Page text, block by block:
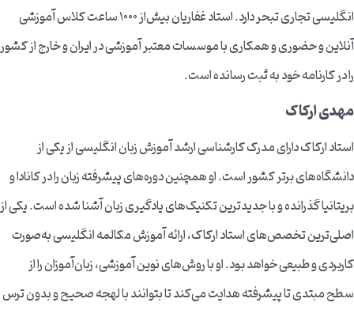
انگلیسی تجاری تبحر دارد. استاد غفاریان بیش‌از 1000 ساعت کلاس آموزشی
آنلاین و حضوری و همکاری با موسسات معتبر آموزشی در ایران و خارج از کشور
را در کارنامه خود به ثبت رسانده است.
مهدی ارکاک
استاد ارکاک دارای مدرک کارشناسی ارشد آموزش زبان انگلیسی از یکی از
دانشگاه‌های برتر کشور است. او همچنین دوره‌های پیشرفته زبان را در کانادا و
بریتانیا گذرانده و با جدیدترین تکنیک‌های یادگیری زبان آشنا شده است. یکی از
اصلی‌ترین تخصص‌های استاد ارکاک، ارائه آموزش مکالمه انگلیسی به‌صورت
کاربردی و طبیعی خواهد بود. او با روش‌های نوین آموزشی، زبان‌آموزان را از
سطح مبتدی تا پیشرفته هدایت می‌کند تا بتوانند با لهجه صحیح و بدون ترس